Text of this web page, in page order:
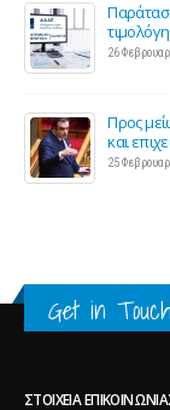
26
Προς
και
25
Get in
ΣΤΟΙΧΕΊΑ